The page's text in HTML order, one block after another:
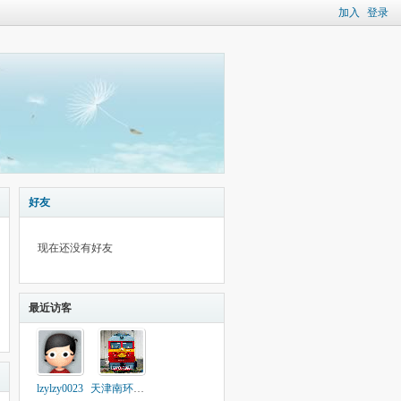
加入 登录
好友
现在还没有好友
最近访客
lzylzy0023
天津南环铁道